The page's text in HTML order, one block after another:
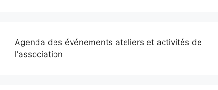
Agenda des événements ateliers et activités de
l'association